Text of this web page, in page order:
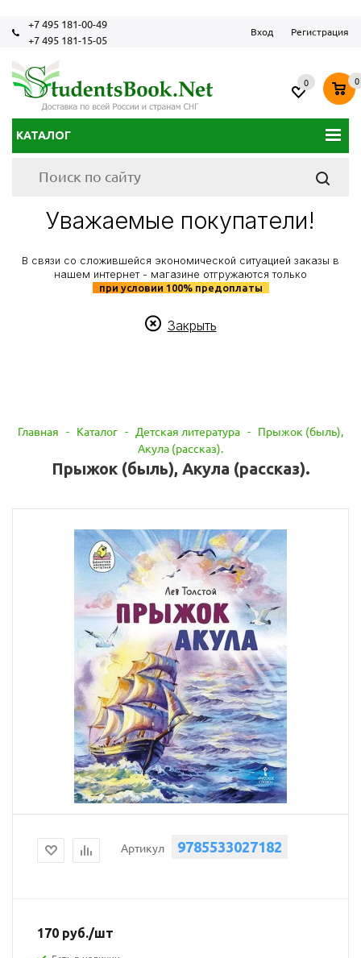
+7 495 181-00-49
+7 495 181-15-05
Вход Регистрация
КАТАЛОГ
0 0
Уважаемые покупатели!
В связи со сложившейся экономической ситуацией заказы в
нашем интернет - магазине отгружаются только
при условии 100% предоплаты
Закрыть
Главная - Каталог - Детская литература - Прыжок (быль),
Акула (рассказ).
Прыжок (быль), Акула (рассказ).
Артикул 9785533027182
170 руб./шт